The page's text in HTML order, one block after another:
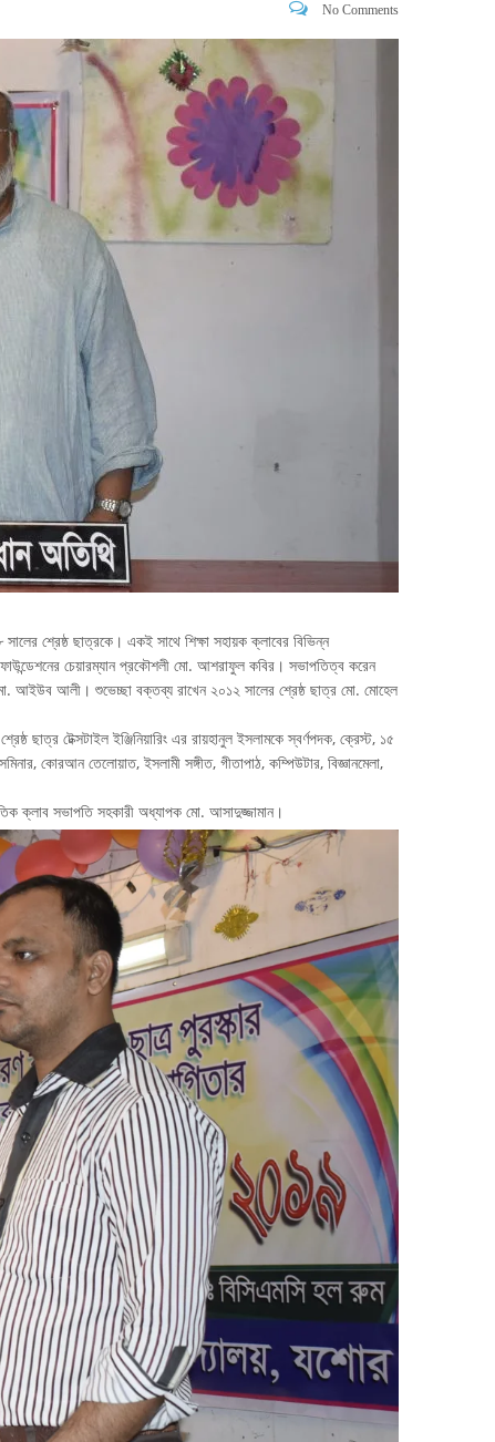
No Comments
শ্রেষ্ঠ ছাত্রকে। একই সাথে শিক্ষা সহায়ক ক্লাবের বিভিন্ন
ফাউন্ডেশনের চেয়ারম্যান প্রকৌশলী মো. আশরাফুল কবির। সভাপতিত্ব করেন
আইউব আলী। শুভেচ্ছা বক্তব্য রাখেন ২০১২ সালের শ্রেষ্ঠ ছাত্র মো. মোহেল
ছাত্র টেক্সটাইল ইঞ্জিনিয়ারিং এর রায়হানুল ইসলামকে স্বর্ণপদক, ক্রেস্ট, ১৫
কোরআন তেলোয়াত, ইসলামী সঙ্গীত, গীতাপাঠ, কম্পিউটার, বিজ্ঞানমেলা,
ক্লাব সভাপতি সহকারী অধ্যাপক মো. আসাদুজ্জামান।